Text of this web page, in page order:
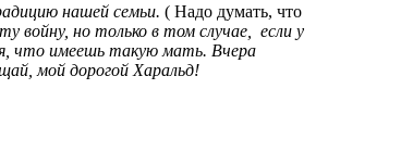
нашей семьи. ( Надо думать, что
войну, но только в том случае, если у
что имеешь такую мать. Вчера
мой дорогой Харальд!